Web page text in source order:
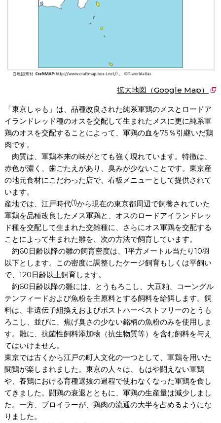
拡大地図（Google Map）
「東京しゃも」は、品種改良された純系軍鶏のメスとロードア
イランドレッド種のオスを交配して生まれたメスに更に純系軍
鶏のオスを交配することによって、軍鶏の血を75％引継いだ鶏
肉です。
肉質は、軍鶏本来の味がとても強く現れています。特徴は、
赤色が濃く、歯ごたえがあり、臭みが少ないことです。東京産
の地元食材にこだわった店で、看板メニューとして提供されて
います。
産地では、江戸時代(1)から現在の東京都周辺で飼養されていた
軍鶏を品種改良したメス軍鶏と、オスのロードアイランドレッ
ド種を交配して生まれた交雑種に、さらにオス軍鶏を交配する
ことによって生まれた雛を、次の方法で飼育しています。
約60日齢以降の雛の飼育密度は、1平方メートル当たり10羽
以下とします。この密度に調整したケージ飼育もしくは平飼い
で、120日齢以上飼育します。
約60日齢以降の雛には、とうもろこし、大豆粕、コーングル
テンフィードおよび魚粉を主原料とする飼料を給餌します。飼
料は、非遺伝子組換えおよびポストハーベストフリーのとうも
ろこし、並びに、焦げ臭さの少ない銘柄の魚粉のみを使用しま
す。雛に、抗菌性飼料添加物（抗生物質等）を含む飼料を与え
てはいけません。
東京では古くから江戸の町人文化の一つとして、軍鶏を用いた
闘鶏が楽しまれました。東京の人々は、もはや闘えない軍鶏
や、養鶏における育種選抜の過程で使わなくなった軍鶏を食し
てきました。闘鶏の衰退とともに、軍鶏の生産量は減少しまし
た。一方、ブロイラーが、鶏肉の流通の大半を占めるようにな
りました。